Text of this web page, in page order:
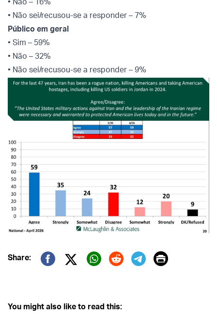
• Não sei/recusou-se a responder – 7%
Público em geral
• Sim – 59%
• Não – 32%
• Não sei/recusou-se a responder – 9%
Share:
Twitter (X)
Print
You might also like to read this: